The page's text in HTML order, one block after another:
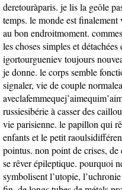
deretouràparis. je lis la geôle
temps. le monde est finalement
au bon endroitmoment.
les choses simples et
igortourgueniev toujours
je donne. le corps semble
signaler, vie de couple
russiesibérie à casser des
vie parisienne. le papillon qui
enfants et le petit
pointus. non point de crises,
se rêver épileptique. pourquoi
symbolisent l’utopie,